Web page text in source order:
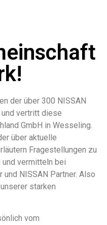
der über 300 NISSAN
vertritt diese
GmbH in Wesseling.
über aktuelle
Fragestellungen zu
und vermitteln bei
NISSAN Partner. Also
starken
vom